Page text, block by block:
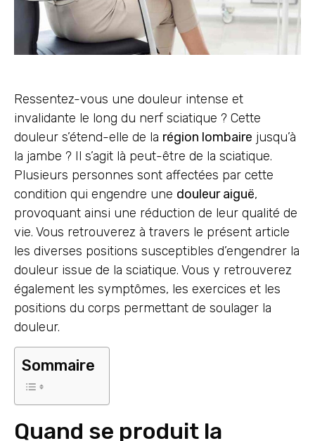
Ressentez-vous une douleur intense et
invalidante le long du nerf sciatique ? Cette
douleur s’étend-elle de la région lombaire jusqu’à
la jambe ? Il s’agit là peut-être de la sciatique.
Plusieurs personnes sont affectées par cette
condition qui engendre une douleur aiguë,
provoquant ainsi une réduction de leur qualité de
vie. Vous retrouverez à travers le présent article
les diverses positions susceptibles d’engendrer la
douleur issue de la sciatique. Vous y retrouverez
également les symptômes, les exercices et les
positions du corps permettant de soulager la
douleur.
Sommaire
Quand se produit la